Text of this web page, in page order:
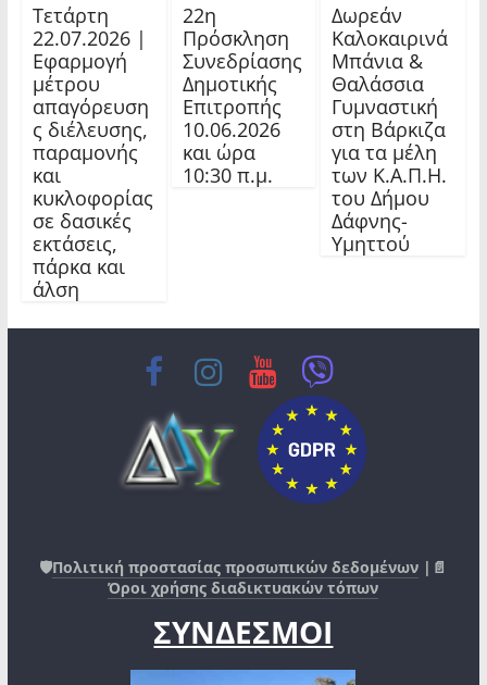
Τετάρτη
22.07.2026 |
Εφαρμογή
μέτρου
απαγόρευση
ς διέλευσης,
παραμονής
και
κυκλοφορίας
σε δασικές
εκτάσεις,
πάρκα και
άλση
22η
Πρόσκληση
Συνεδρίασης
Δημοτικής
Επιτροπής
10.06.2026
και ώρα
10:30 π.μ.
Δωρεάν
Καλοκαιρινά
Μπάνια &
Θαλάσσια
Γυμναστική
στη Βάρκιζα
για τα μέλη
των Κ.Α.Π.Η.
του Δήμου
Δάφνης-
Υμηττού
🛡️Πολιτική προστασίας προσωπικών δεδομένων |📄
Όροι χρήσης διαδικτυακών τόπων
ΣΥΝΔΕΣΜΟΙ